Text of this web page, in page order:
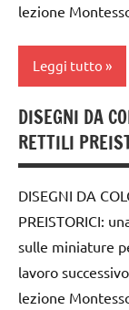
PER ETA'
ARTICOLI
MONTESSORI
la
Preistoria
materiale
didattico
TUTTI GLI
ARGOMENTI
TUTTI GLI
lezione
Leggi tutto
dai
6
anni
DOWNLOAD
COSMICA
GUIDA
DISEGNI DA
RETTILI
DISEGNI DA
PREISTORICI:
sulle miniature
lavoro
lezione